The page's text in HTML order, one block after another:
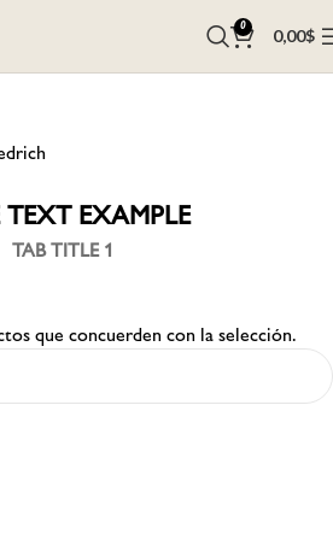
0 0,00$
EXAMPLE
TAB TITLE 1
que concuerden con la selección.